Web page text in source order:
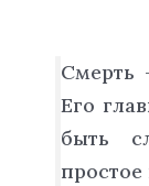
Смерть
Его
быть
простое